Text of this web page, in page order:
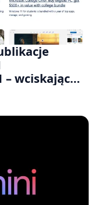
– wciskając
GB RAM po